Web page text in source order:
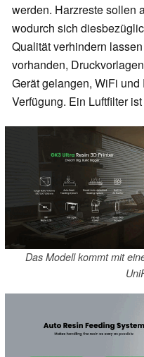
werden. Harzreste sollen
wodurch sich
Qualität verhindern
vorhanden,
Gerät gelangen, WiFi
Verfügung. Ein Luftfilter
Das Modell kommt mit